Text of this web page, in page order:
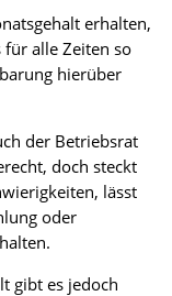
erhalten,
für alle Zeiten so
hierüber
der Betriebsrat
doch steckt
lässt
oder
gibt es jedoch